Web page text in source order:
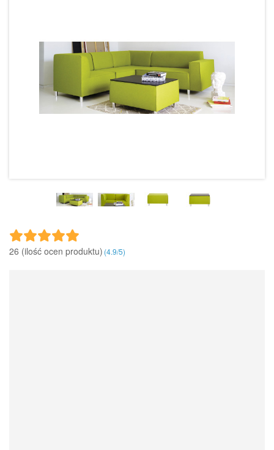
26 (ilość ocen produktu)‎(4.9/5)